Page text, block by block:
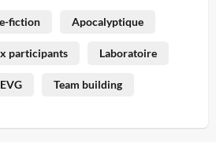
fiction Apocalyptique
participants Laboratoire
Team building